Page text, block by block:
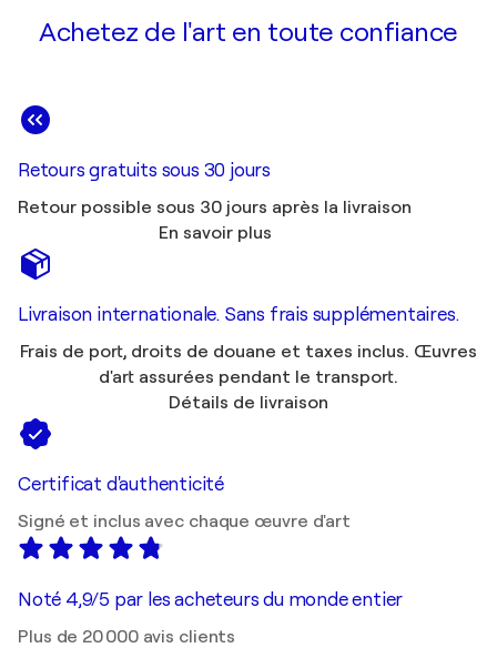
Achetez de l'art en toute confiance
Retours gratuits sous 30 jours
Retour possible sous 30 jours après la livraison
En savoir plus
Livraison internationale. Sans frais supplémentaires.
Frais de port, droits de douane et taxes inclus. Œuvres
d'art assurées pendant le transport.
Détails de livraison
Certificat d'authenticité
Signé et inclus avec chaque œuvre d'art
Noté 4,9/5 par les acheteurs du monde entier
Plus de 20 000 avis clients